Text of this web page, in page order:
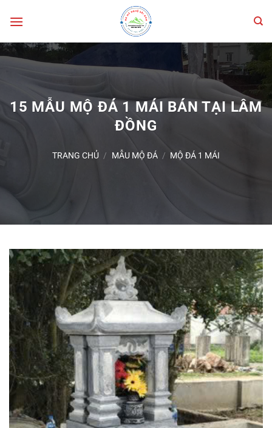
qua
dung
15 MẪU MỘ ĐÁ 1 MÁI BÁN TẠI LÂM
ĐỒNG
TRANG CHỦ / MẪU MỘ ĐÁ / MỘ ĐÁ 1 MÁI